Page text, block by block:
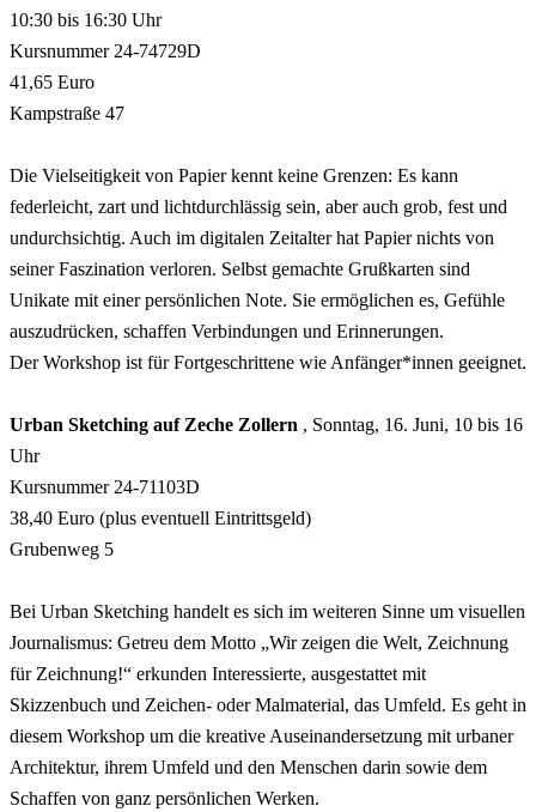
10:30 bis 16:30 Uhr
Kursnummer 24-74729D
41,65 Euro
Kampstraße 47
Die Vielseitigkeit von Papier kennt keine Grenzen: Es kann
federleicht, zart und lichtdurchlässig sein, aber auch grob, fest und
undurchsichtig. Auch im digitalen Zeitalter hat Papier nichts von
seiner Faszination verloren. Selbst gemachte Grußkarten sind
Unikate mit einer persönlichen Note. Sie ermöglichen es, Gefühle
auszudrücken, schaffen Verbindungen und Erinnerungen.
Der Workshop ist für Fortgeschrittene wie Anfänger*innen geeignet.
Urban Sketching auf Zeche Zollern , Sonntag, 16. Juni, 10 bis 16
Uhr
Kursnummer 24-71103D
38,40 Euro (plus eventuell Eintrittsgeld)
Grubenweg 5
Bei Urban Sketching handelt es sich im weiteren Sinne um visuellen
Journalismus: Getreu dem Motto „Wir zeigen die Welt, Zeichnung
für Zeichnung!“ erkunden Interessierte, ausgestattet mit
Skizzenbuch und Zeichen- oder Malmaterial, das Umfeld. Es geht in
diesem Workshop um die kreative Auseinandersetzung mit urbaner
Architektur, ihrem Umfeld und den Menschen darin sowie dem
Schaffen von ganz persönlichen Werken.